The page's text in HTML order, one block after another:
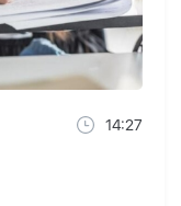
14:27